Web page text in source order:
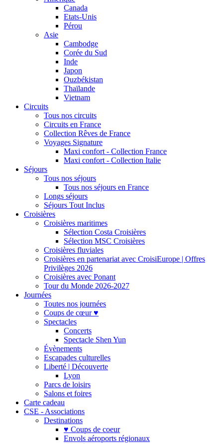
Canada
Etats-Unis
Pérou
Asie
Cambodge
Corée du Sud
Inde
Japon
Ouzbékistan
Thaïlande
Vietnam
Circuits
Tous nos circuits
Circuits en France
Collection Rêves de France
Voyages Signature
Maxi confort - Collection France
Maxi confort - Collection Italie
Séjours
Tous nos séjours
Tous nos séjours en France
Longs séjours
Séjours Tout Inclus
Croisières
Croisières maritimes
Sélection Costa Croisières
Sélection MSC Croisières
Croisières fluviales
Croisières en partenariat avec CroisiEurope | Offres
Privilèges 2026
Croisières avec Ponant
Tour du Monde 2026-2027
Journées
Toutes nos journées
Coups de cœur ♥
Spectacles
Concerts
Spectacle Shen Yun
Évènements
Escapades culturelles
Liberté | Découverte
Lyon
Parcs de loisirs
Salons et foires
Carte cadeau
CSE - Associations
Destinations
♥ Coups de coeur
Envols aéroports régionaux